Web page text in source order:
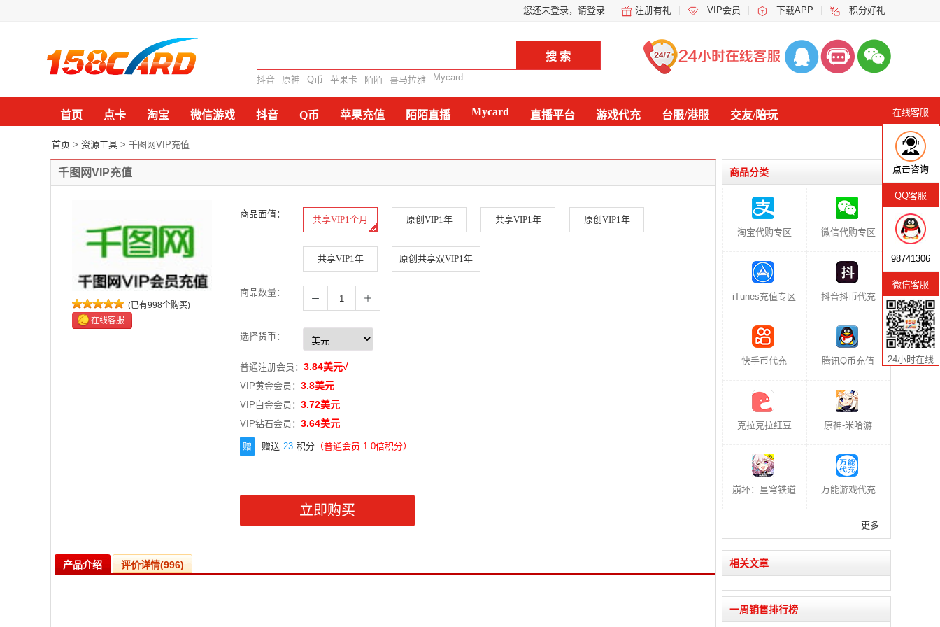
您还未登录，请登录 注册有礼 VIP会员 下载APP 积分好礼
抖音 原神 Q币 苹果卡 陌陌 喜马拉雅 Mycard
首页 点卡 淘宝 微信游戏 抖音 Q币 苹果充值 陌陌直播 Mycard 直播平台 游戏代充 台服/港服 交友/陪玩
首页 > 资源工具 > 千图网VIP充值
商品分类
淘宝代购专区 微信代购专区
iTunes充值专区 抖音抖币代充
快手币代充 腾讯Q币充值
克拉克拉红豆 原神-米哈游
崩坏：星穹铁道 万能游戏代充
更多
相关文章
一周销售排行榜
千图网VIP充值
(已有998个购买)
在线客服
商品面值：
共享VIP1个月 原创VIP1年 共享VIP1年 原创VIP1年
共享VIP1年 原创共享双VIP1年
商品数量：
选择货币：
普通注册会员： 3.84美元√
VIP黄金会员： 3.8美元
VIP白金会员： 3.72美元
VIP钻石会员： 3.64美元
赠 赠送 23 积分 （普通会员 1.0倍积分）
产品介绍 评价详情(996)
在线客服
点击咨询
QQ客服
98741306
微信客服
24小时在线